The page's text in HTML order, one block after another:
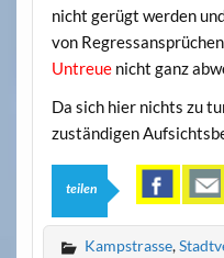
nicht gerügt werden
von
Untreuenicht ganz
Da sich hier nichts zu
zuständigen
teilen
Kampstrasse,